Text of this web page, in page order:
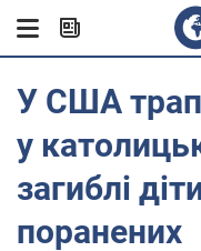
У США
у
загиблі
поранених